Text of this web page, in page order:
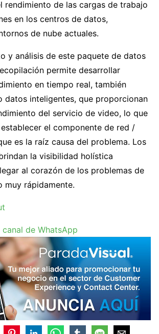
rendimiento de las cargas de trabajo
en los centros de datos,
de nube actuales.
y análisis de este paquete de datos
permite desarrollar
en tiempo real, también
datos inteligentes, que proporcionan
del servicio de video, lo que
el componente de red /
es la raíz causa del problema. Los
la visibilidad holística
al corazón de los problemas de
muy rápidamente.
de WhatsApp